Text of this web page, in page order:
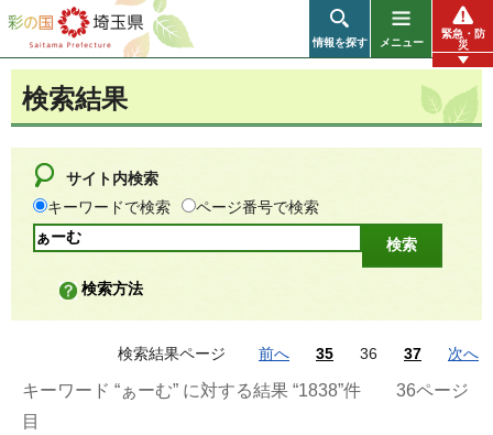
彩の国 埼玉県
情報を探す メニュー
緊急・防
災
検索結果
サイト内検索
キーワードで検索
ページ番号で検索
検索方法
検索結果ページ 前へ 35 36 37 次へ
キーワード “ぁーむ” に対する結果 “1838”件
36ページ
目